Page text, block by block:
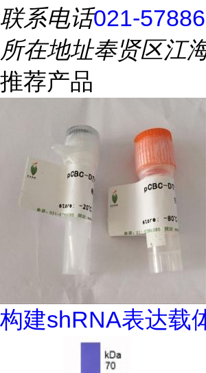
联系电话021-
所在地址奉贤区江
推荐产品
构建shRNA表达载